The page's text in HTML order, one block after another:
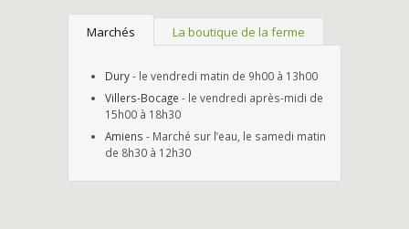
Marchés La boutique de la ferme
Dury- le vendredi matin de 9h00 à 13h00
Villers-Bocage - le vendredi après-midi de
15h00 à 18h30
Amiens - Marché sur l’eau, le samedi matin
de 8h30 à 12h30